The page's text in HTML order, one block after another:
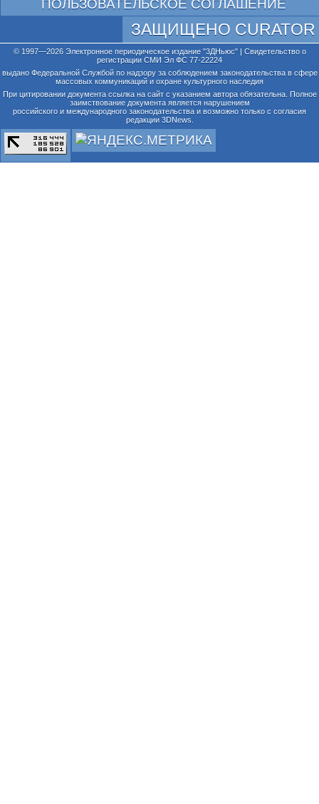
ПОЛЬЗОВАТЕЛЬСКОЕ СОГЛАШЕНИЕ
ЗАЩИЩЕНО CURATOR
© 1997—2026 Электронное периодическое издание "3ДНьюс" | Свидетельство о
регистрации СМИ Эл ФС 77-22224
выдано Федеральной Службой по надзору за соблюдением законодательства в сфере
массовых коммуникаций и охране культурного наследия
При цитировании документа ссылка на сайт с указанием автора обязательна. Полное
заимствование документа является нарушением
российского и международного законодательства и возможно только с согласия
редакции 3DNews.